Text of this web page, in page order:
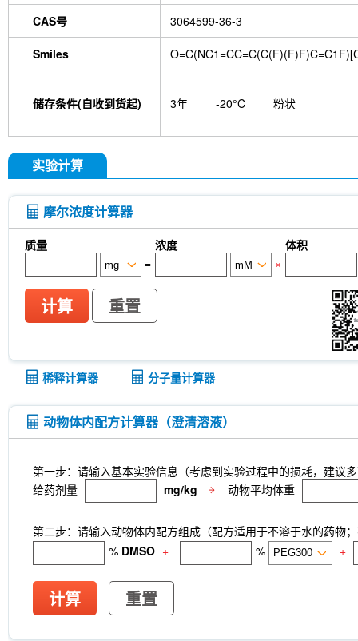
CAS号 3064599-36-3
Smiles
储存条件(自收到货起) 3年 -20°C 粉状
实验计算
摩尔浓度计算器
质量 浓度
体积
=
×
计算 重置
稀释计算器 分子量计算器
动物体内配方计算器（澄清溶液）
第一步：请输入基本实验信息（考虑到实验过程中的损耗，建议
给药剂量
mg/kg 动物平均体重
第二步：请输入动物体内配方组成（配方适用于不溶于水的药物
% DMSO + % +
计算 重置